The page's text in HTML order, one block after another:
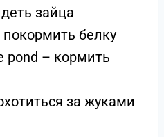
зайца
белку
pond – кормить
за жуками